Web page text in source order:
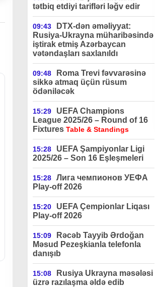
tətbiq etdiyi tarifləri ləğv edir
09:43
DTX-dən əməliyyat:
Rusiya-Ukrayna müharibəsində
iştirak etmiş Azərbaycan
vətəndaşları saxlanıldı
09:48
Roma Trevi fəvvarəsinə
sikkə atmaq üçün rüsum
ödəniləcək
15:29
UEFA Champions
League 2025/26 – Round of 16
Fixtures Table & Standings
15:28
UEFA Şampiyonlar Ligi
2025/26 – Son 16 Eşleşmeleri
15:28
Лига чемпионов УЕФА
Play-off 2026
15:20
UEFA Çempionlar Liqası
Play-off 2026
15:09
Rəcəb Tayyib Ərdoğan
Məsud Pezeşkianla telefonla
danışıb
15:08
Rusiya Ukrayna məsələsi
üzrə razılaşma əldə edib